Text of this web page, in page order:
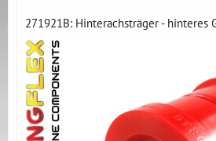
271921B: Hinterachsträger - hinteres